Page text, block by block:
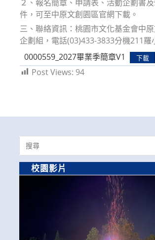
２、報名簡章、申請表、活動企劃書
件，可至中原文創園區官網下載。
三、聯絡資訊：桃園市文化基金會中
企劃組，電話(03)433-3833分機211羅
0000559_2027畢業季簡章V1
下載
Post Views: 94
Search
for:
校園影片